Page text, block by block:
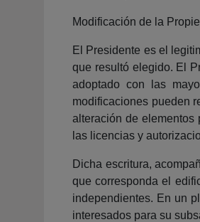
Modificación de la
El Presidente es el
que resultó elegido. El
adoptado con las
modificaciones pueden
alteración de elementos
las licencias y
Dicha escritura,
que corresponda el
independientes. En un
interesados para su